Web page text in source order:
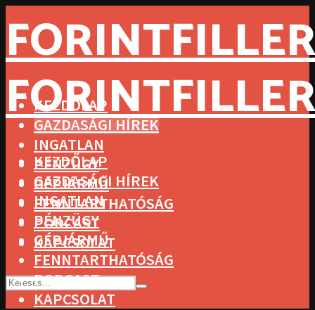
KEZDŐLAP
GAZDASÁGI HÍREK
INGATLAN
PÉNZÜGY
GÉPJÁRMŰ
FENNTARTHATÓSÁG
PODCAST
KAPCSOLAT
KEZDŐLAP
GAZDASÁGI HÍREK
INGATLAN
PÉNZÜGY
GÉPJÁRMŰ
FENNTARTHATÓSÁG
PODCAST
KAPCSOLAT